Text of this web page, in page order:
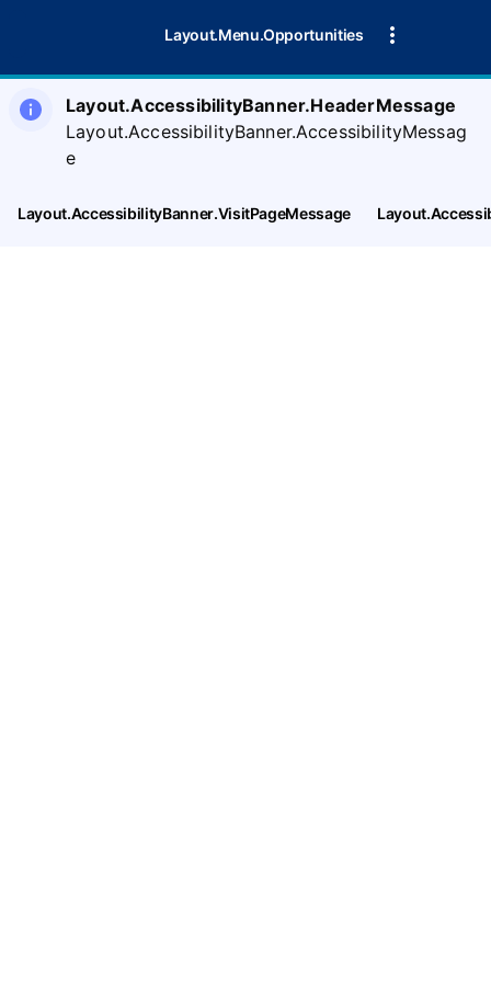
Layout.Menu.Opportunities
Layout.AccessibilityBanner.HeaderMessage
Layout.AccessibilityBanner.AccessibilityMessag
e
Layout.AccessibilityBanner.VisitPageMessage